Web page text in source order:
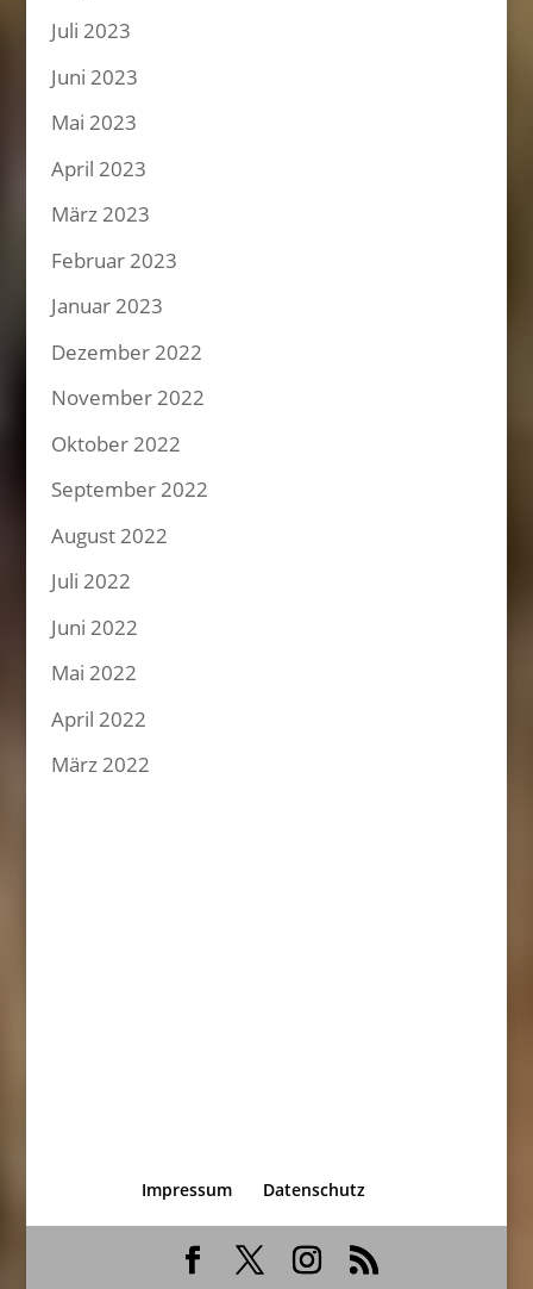
Juli 2023
Juni 2023
Mai 2023
April 2023
März 2023
Februar 2023
Januar 2023
Dezember 2022
November 2022
Oktober 2022
September 2022
August 2022
Juli 2022
Juni 2022
Mai 2022
April 2022
März 2022
Impressum Datenschutz